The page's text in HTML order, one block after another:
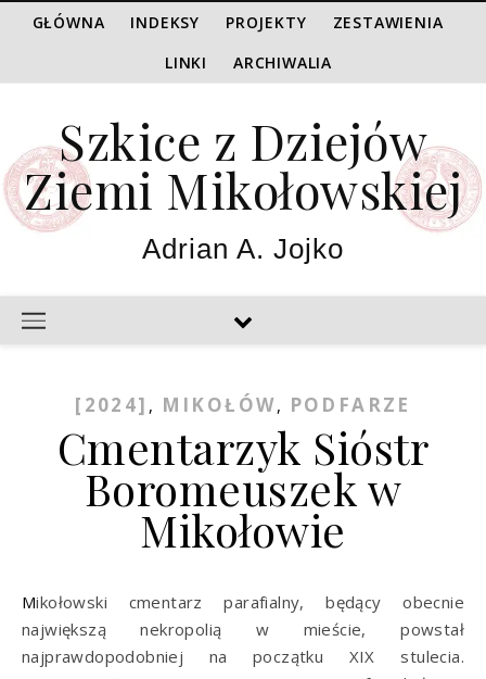
GŁÓWNA INDEKSY PROJEKTY
ZESTAWIENIA
LINKI
ARCHIWALIA
Szkice z Dziejów
Ziemi Mikołowskiej
Adrian A. Jojko
[2024] , MIKOŁÓW, PODFARZE
Cmentarzyk Sióstr
Boromeuszek w
Mikołowie
Mikołowski cmentarz parafialny, będący obecnie
największą nekropolią w mieście, powstał
najprawdopodobniej na początku XIX stulecia.